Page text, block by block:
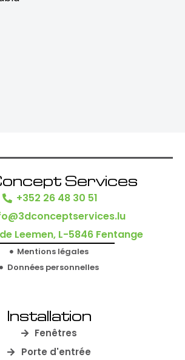
Services
+352 26 48 30 51
Leemen, L-5846 Fentange
Mentions légales
Données personnelles
Installation
Fenêtres
Porte d'entrée